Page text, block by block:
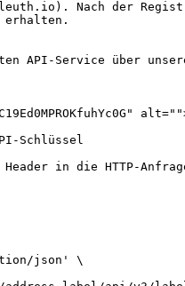
Nach der
erhalten.
API-Service über
Schlüssel
Header in die HTTP-